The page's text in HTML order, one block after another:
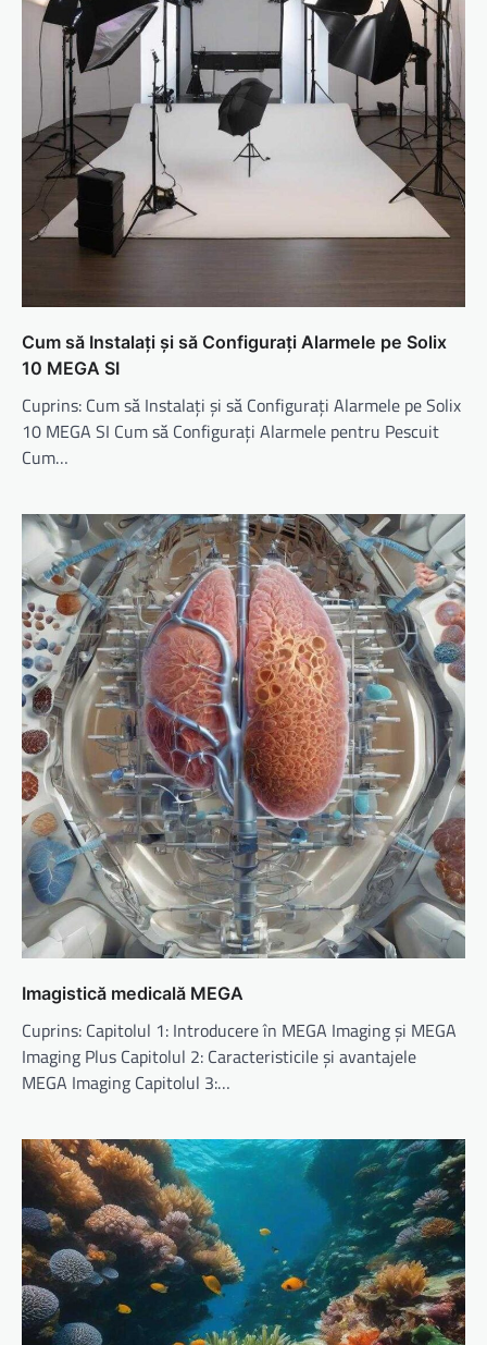
Cum să Instalați și să Configurați Alarmele pe Solix
10 MEGA SI
Cuprins: Cum să Instalați și să Configurați Alarmele pe Solix
10 MEGA SI Cum să Configurați Alarmele pentru Pescuit
Cum…
Imagistică medicală MEGA
Cuprins: Capitolul 1: Introducere în MEGA Imaging și MEGA
Imaging Plus Capitolul 2: Caracteristicile și avantajele
MEGA Imaging Capitolul 3:…